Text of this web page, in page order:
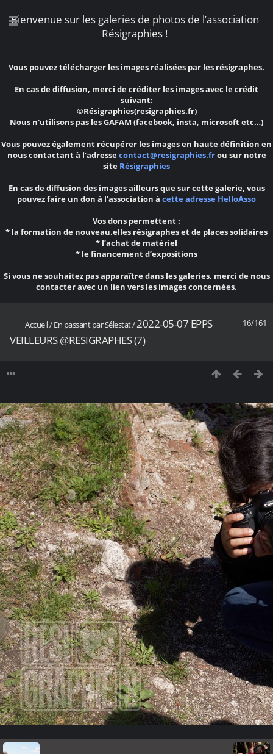
Bienvenue sur les galeries de photos de l’association
Résigraphies !
Vous pouvez télécharger les images réalisées par les résigraphes.
En cas de diffusion, merci de créditer les images avec le crédit
suivant:
©Résigraphies(resigraphies.fr)
Nous n'utilisons pas les GAFAM (facebook, insta, microsoft etc…)
Vous pouvez également récupérer les images en haute définition en
nous contactant à l’adresse contact@resigraphies.frou sur notre
site Résigraphies
En cas de diffusion des images ailleurs que sur cette galerie, vous
pouvez faire un don à l’association à cette adresse HelloAsso
Vos dons permettent :
* la formation de nouveau.elles résigraphes et de places solidaires
* l’achat de matériel
* le financement d’expositions
Si vous ne souhaitez pas apparaître dans les galeries, merci de nous
contacter avec un lien vers les images concernées.
16/161
Accueil/En passant par Sélestat/2022-05-07 EPPS
VEILLEURS @RESIGRAPHES (7)